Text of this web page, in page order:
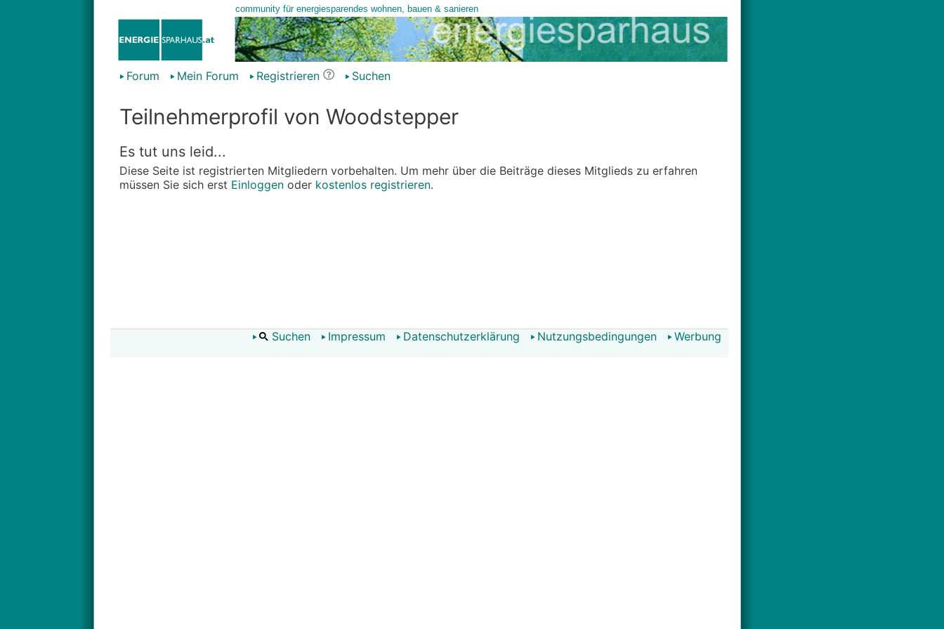
Forum Mein Forum Registrieren Suchen
Teilnehmerprofil von Woodstepper
Es tut uns leid...
Diese Seite ist registrierten Mitgliedern vorbehalten. Um mehr über die Beiträge dieses Mitglieds zu erfahren
müssen Sie sich erst Einloggenoder kostenlos registrieren.
Suchen Impressum Datenschutzerklärung Nutzungsbedingungen Werbung